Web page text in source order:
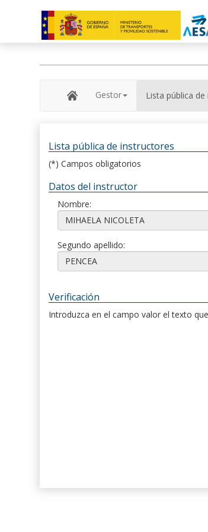
Gestor Lista pública
Lista pública de instructores
(*) Campos obligatorios
Datos del instructor
Nombre:
Segundo apellido:
Verificación
Introduzca en el campo valor el texto